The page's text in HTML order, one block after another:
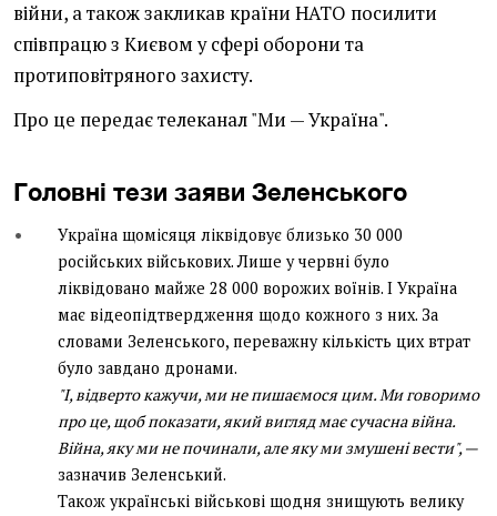
війни, а також закликав країни НАТО посилити
співпрацю з Києвом у сфері оборони та
протиповітряного захисту.
Про це передаєтелеканал "Ми — Україна".
Головні тези заяви Зеленського
Україна щомісяця ліквідовує близько 30 000
російських військових. Лише у червні було
ліквідовано майже 28 000 ворожих воїнів. І Україна
має відеопідтвердження щодо кожного з них. За
словами Зеленського, переважну кількість цих втрат
було завдано дронами.
"І, відверто кажучи, ми не пишаємося цим. Ми говоримо
про це, щоб показати, який вигляд має сучасна війна.
Війна, яку ми не починали, але яку ми змушені вести", —
зазначив Зеленський.
Також українські військові щодня знищують велику